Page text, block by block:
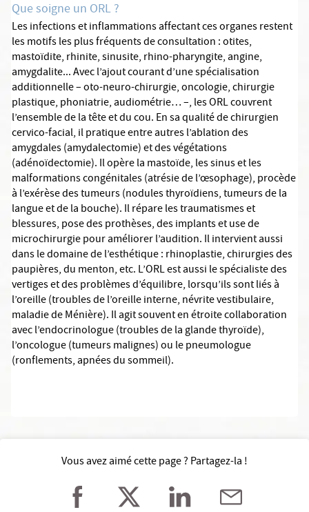
Que soigne un ORL ?
Les infections et inflammations affectant ces organes restent
les motifs les plus fréquents de consultation : otites,
mastoïdite, rhinite, sinusite, rhino-pharyngite, angine,
amygdalite... Avec l’ajout courant d’une spécialisation
additionnelle – oto-neuro-chirurgie, oncologie, chirurgie
plastique, phoniatrie, audiométrie… –, les ORL couvrent
l’ensemble de la tête et du cou. En sa qualité de chirurgien
cervico-facial, il pratique entre autres l’ablation des
amygdales (amydalectomie) et des végétations
(adénoïdectomie). Il opère la mastoïde, les sinus et les
malformations congénitales (atrésie de l’œsophage), procède
à l’exérèse des tumeurs (nodules thyroïdiens, tumeurs de la
langue et de la bouche). Il répare les traumatismes et
blessures, pose des prothèses, des implants et use de
microchirurgie pour améliorer l’audition. Il intervient aussi
dans le domaine de l’esthétique : rhinoplastie, chirurgies des
paupières, du menton, etc. L’ORL est aussi le spécialiste des
vertiges et des problèmes d’équilibre, lorsqu’ils sont liés à
l’oreille (troubles de l’oreille interne, névrite vestibulaire,
maladie de Ménière). Il agit souvent en étroite collaboration
avec l’endocrinologue (troubles de la glande thyroïde),
l’oncologue (tumeurs malignes) ou le pneumologue
(ronflements, apnées du sommeil).
Vous avez aimé cette page ? Partagez-la !